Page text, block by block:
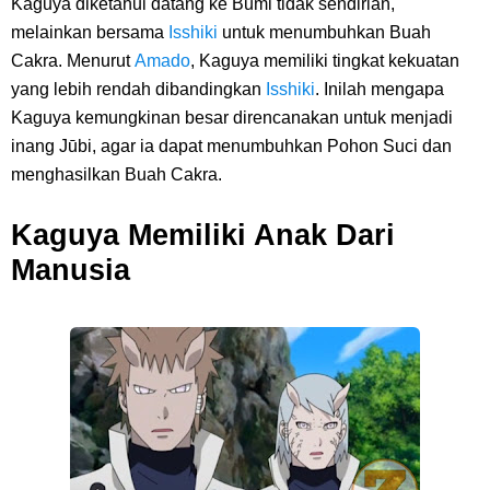
Kaguya diketahui datang ke Bumi tidak sendirian,
melainkan bersama Isshiki untuk menumbuhkan Buah
Cakra. MenurutAmado, Kaguya memiliki tingkat kekuatan
yang lebih rendah dibandingkan Isshiki. Inilah mengapa
Kaguya kemungkinan besar direncanakan untuk menjadi
inang Jūbi, agar ia dapat menumbuhkan Pohon Suci dan
menghasilkan Buah Cakra.
Kaguya Memiliki Anak Dari
Manusia